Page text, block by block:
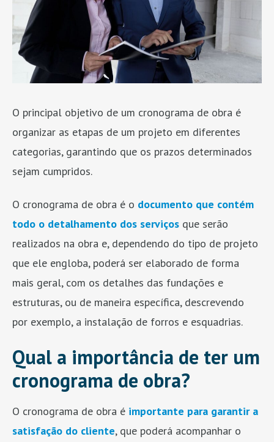
O principal objetivo de um cronograma de obra é
organizar as etapas de um projeto em diferentes
categorias, garantindo que os prazos determinados
sejam cumpridos.
O cronograma de obra é o documento que contém
todo o detalhamento dos serviços que serão
realizados na obra e, dependendo do tipo de projeto
que ele engloba, poderá ser elaborado de forma
mais geral, com os detalhes das fundações e
estruturas, ou de maneira específica, descrevendo
por exemplo, a instalação de forros e esquadrias.
Qual a importância de ter um
cronograma de obra?
O cronograma de obra é importante para garantir a
satisfação do cliente, que poderá acompanhar o